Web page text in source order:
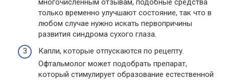
многочисленным отзывам, подобные средства
только временно улучшают состояние, так что в
любом случае нужно искать первопричины
развития синдрома сухого глаза.
Капли, которые отпускаются по рецепту.
Офтальмолог может подобрать препарат,
который стимулирует образование естественной